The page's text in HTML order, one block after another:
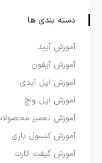
دسته بندی ها
آموزش آیپد
آموزش آیفون
آموزش اپل آیدی
آموزش اپل واچ
آموزش تعمیر
آموزش کنسول بازی
آموزش گیفت کارت